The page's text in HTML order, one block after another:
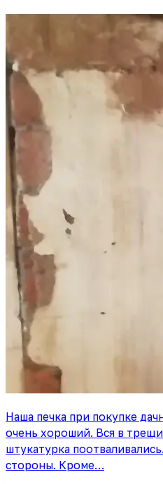
Наша печка при покупке
очень хороший. Вся в
штукатурка
стороны. Кроме…